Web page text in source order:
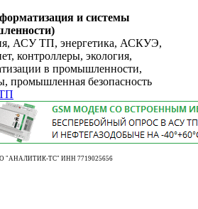
и системы
АСУ ТП, энергетика, АСКУЭ,
контроллеры, экология,
в промышленности,
промышленная безопасность
"АНАЛИТИК-ТС" ИНН 7719025656